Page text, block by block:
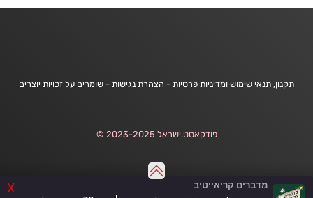
X מדברים קריאייטיב
תקנון, תנאי שימוש ומדיניות פרטיות - הצהרת נגישות - שומרים על זכויות יוצרים
פודקאסט.ישראל 2023-2025 ©